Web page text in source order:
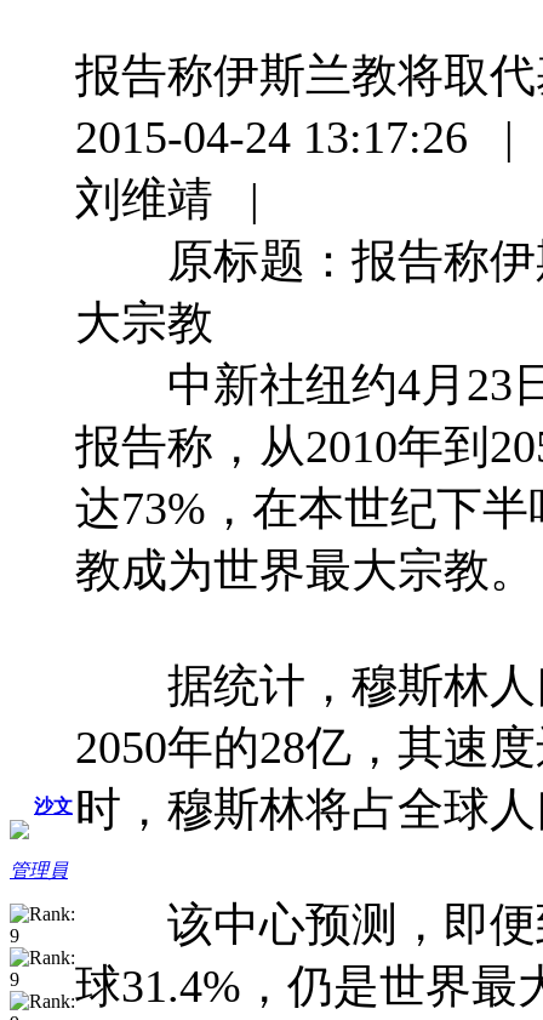
沙文
管理員
报告称伊斯兰教将取
2015-04-24
刘维靖 |
原标题：报告称伊
大宗教
中新社纽约4月23日
报告称，从2010年到
达73%，在本世纪下
教成为世界最大宗教。
据统计，穆斯林人
2050年的28亿，其速
时，穆斯林将占全球
该中心预测，即便
球31.4%，仍是世界